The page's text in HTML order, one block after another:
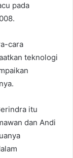
pada
cara
teknologi
itu
dan Andi